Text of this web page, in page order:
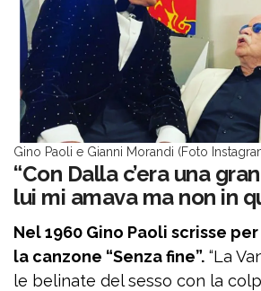
Gino Paoli e Gianni Morandi (Foto
“Con Dalla c’era una
lui mi amava ma non in
Nel 1960 Gino Paoli scrisse
la canzone “Senza fine”. “La
le belinate del sesso con la